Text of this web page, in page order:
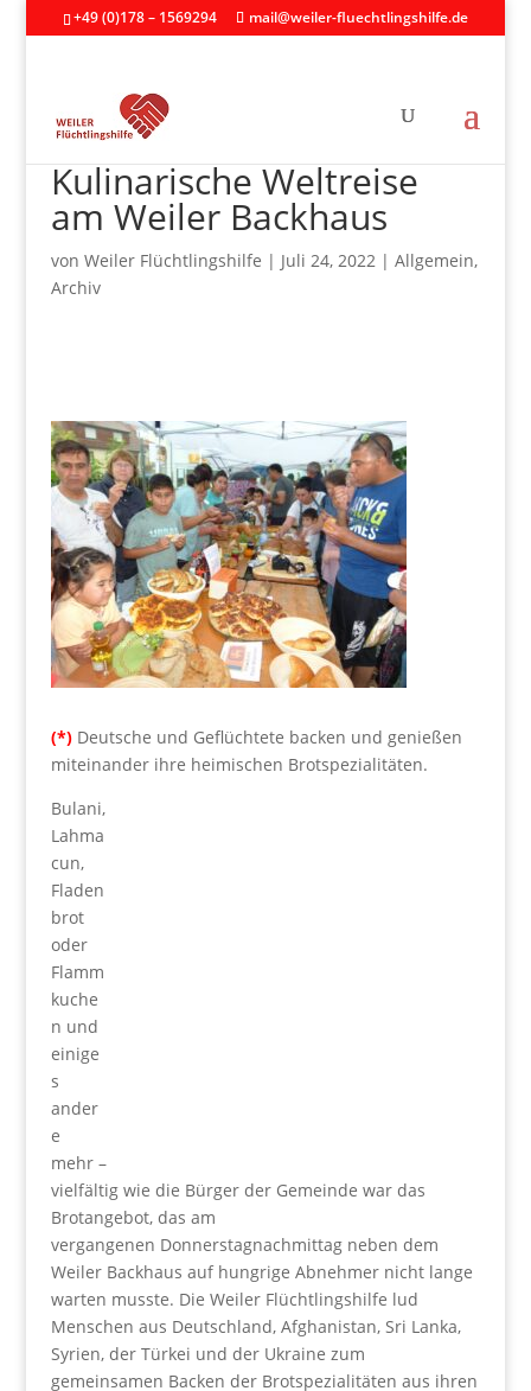
+49 (0)178 – 1569294 mail@weiler-fluechtlingshilfe.de
Kulinarische Weltreise
am Weiler Backhaus
von Weiler Flüchtlingshilfe | Juli 24, 2022| Allgemein,
Archiv
(*)Deutsche und Geflüchtete backen und genießen
miteinander ihre heimischen Brotspezialitäten.
Bulani,
Lahma
cun,
Fladen
brot
oder
Flamm
kuche
n und
einige
s
ander
e
mehr –
vielfältig wie die Bürger der Gemeinde war das
Brotangebot, das am
vergangenen Donnerstagnachmittag neben dem
Weiler Backhaus auf hungrige Abnehmer nicht lange
warten musste. Die Weiler Flüchtlingshilfe lud
Menschen aus Deutschland, Afghanistan, Sri Lanka,
Syrien, der Türkei und der Ukraine zum
gemeinsamen Backen der Brotspezialitäten aus ihren